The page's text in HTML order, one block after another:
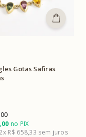
Gotas Safiras
no PIX
R$ 658,33